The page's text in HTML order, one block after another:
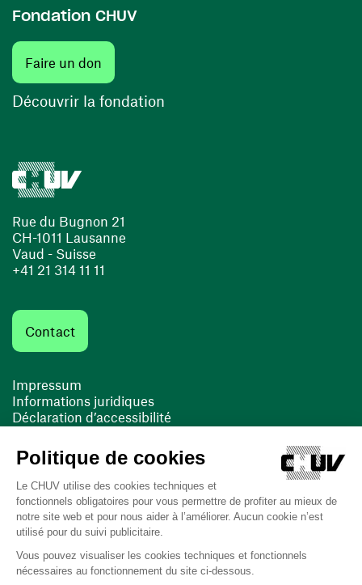
Rue du Bugnon 21
CH-1011 Lausanne
Vaud - Suisse
+41 21 314 11 11
Contact
Impressum
Informations juridiques
Déclaration d’accessibilité
Cookies
(ouvre une nouvelle fenêtre)
(ouvre une nouvelle fenêtre)
Fondation CHUV
Faire un don
Découvrir la fondation